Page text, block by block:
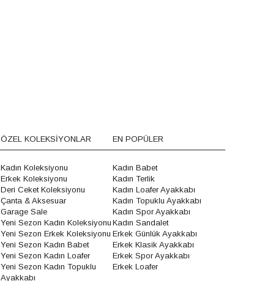
ÖZEL KOLEKSİYONLAR
Kadın Koleksiyonu
Erkek Koleksiyonu
Deri Ceket Koleksiyonu
Çanta & Aksesuar
Garage Sale
Yeni Sezon Kadın Koleksiyonu
Yeni Sezon Erkek Koleksiyonu
Yeni Sezon Kadın Babet
Yeni Sezon Kadın Loafer
Yeni Sezon Kadın Topuklu
Ayakkabı
EN POPÜLER
Kadın Babet
Kadın Terlik
Kadın Loafer Ayakkabı
Kadın Topuklu Ayakkabı
Kadın Spor Ayakkabı
Kadın Sandalet
Erkek Günlük Ayakkabı
Erkek Klasik Ayakkabı
Erkek Spor Ayakkabı
Erkek Loafer